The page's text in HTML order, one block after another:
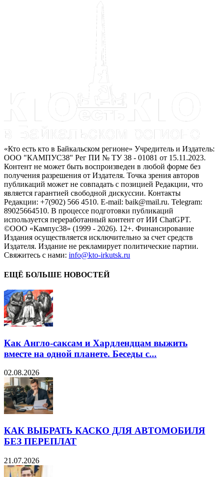
«Кто есть кто в Байкальском регионе» Учредитель и Издатель:
ООО "КАМПУС38" Рег ПИ № ТУ 38 - 01081 от 15.11.2023.
Контент не может быть воспроизведен в любой форме без
получения разрешения от Издателя. Точка зрения авторов
публикаций может не совпадать с позицией Редакции, что
является гарантией свободной дискуссии. Контакты
Редакции: +7(902) 566 4510. E-mail: baik@mail.ru. Telegram:
89025664510. В процессе подготовки публикаций
используется переработанный контент от ИИ ChatGPT.
©ООО «Кампус38» (1999 - 2026). 12+. Финансирование
Издания осуществляется исключительно за счет средств
Издателя. Издание не рекламирует политические партии.
Свяжитесь с нами: info@kto-irkutsk.ru
ЕЩЁ БОЛЬШЕ НОВОСТЕЙ
Как Англо-саксам и Хардлендцам выжить
вместе на одной планете. Беседы с...
02.08.2026
КАК ВЫБРАТЬ КАСКО ДЛЯ АВТОМОБИЛЯ
БЕЗ ПЕРЕПЛАТ
21.07.2026